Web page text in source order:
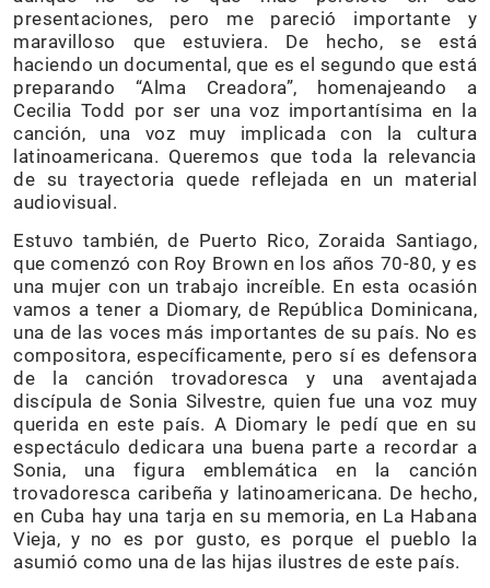
presentaciones, pero me pareció importante y
maravilloso que estuviera. De hecho, se está
haciendo un documental, que es el segundo que está
preparando “Alma Creadora”, homenajeando a
Cecilia Todd por ser una voz importantísima en la
canción, una voz muy implicada con la cultura
latinoamericana. Queremos que toda la relevancia
de su trayectoria quede reflejada en un material
audiovisual.
Estuvo también, de Puerto Rico, Zoraida Santiago,
que comenzó con Roy Brown en los años 70-80, y es
una mujer con un trabajo increíble. En esta ocasión
vamos a tener a Diomary, de República Dominicana,
una de las voces más importantes de su país. No es
compositora, específicamente, pero sí es defensora
de la canción trovadoresca y una aventajada
discípula de Sonia Silvestre, quien fue una voz muy
querida en este país. A Diomary le pedí que en su
espectáculo dedicara una buena parte a recordar a
Sonia, una figura emblemática en la canción
trovadoresca caribeña y latinoamericana. De hecho,
en Cuba hay una tarja en su memoria, en La Habana
Vieja, y no es por gusto, es porque el pueblo la
asumió como una de las hijas ilustres de este país.